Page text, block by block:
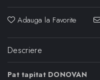
Adauga la Favorite
Descriere
Pat tapitat DONOVAN